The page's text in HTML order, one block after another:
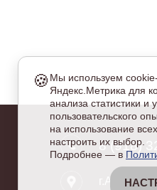
🍪 Мы используем
Яндекс.Метрика для
анализа статистики и
пользовательского
на использование
настроить их выбор.
Подробнее — в
куки обязательны для работы
для анализа посещаемости
включая сервис
8 (918)